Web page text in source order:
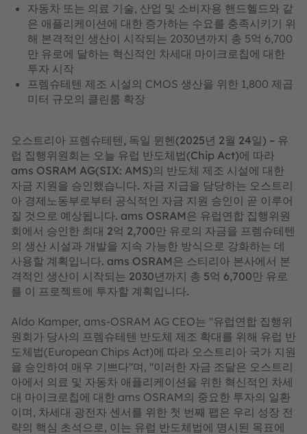
자동차 또는 의료 기술, 산업 및 소비자용 핸드헬드와 같
은 애플리케이션에 대한 증가하는 수요를 충족시키기 위
해 본격적인 생산이 시작되는 2030년까지 총 5억 6,700
만 유로에 달하는 혁신적인 차세대 마이크로칩에 대한
투자 시작
프렘슈테텐 제조 시설의 CMOS 생산을 위한 1,800 제곱
미터 규모의 클린룸 확장
오스트리아 프렘슈테텐, 독일 뮌헨(2025년 2월 24일) – 유
럽 집행위원회는 오늘 유럽 반도체법(Chip Act)에 따라
ams OSRAM AG(SIX: AMS)의 반도체 제조 시설에 대한
자금 지원을 승인했습니다. 자금 지급을 담당하는 오스트리
아 경제노동부로부터 공식적인 자금 지원 승인이 곧 이루어
질 것으로 예상됩니다. ams OSRAM은 유럽연합 집행위원
회에서 승인한 최대 2억 2,700만 유로의 자금을 프렘슈테텐
의 생산 시설과 개발을 지속 가능한 방식으로 강화하는 데
사용할 계획입니다. ams OSRAM은 스티리아 본사에서 본
격적인 생산이 시작되는 2030년까지 총 5억 6,700만 유로
를 이 프로젝트에 투자할 계획입니다.
Aldo Kamper, ams-OSRAM AG CEO는 "유럽연합 집행위
원회가 당사의 프렘슈테텐 반도체 제조 확대를 위해 유럽 반
도체법(European Chips Act)에 따라 오스트리아 국가 지원
을 승인하여 매우 기쁘다"며, "이러한 자금 조달은 오스트리
아에서 의료 및 자동차 애플리케이션을 위한 혁신적인 차세
대 마이크로칩에 대한 ams OSRAM의 중요한 투자의 일환
이며, 차세대 광전자 센서를 위한 첫 번째 팹은 우리 성장 전
략의 핵심 초석으로, 이는 유럽 반도체법에 명시된 목표에